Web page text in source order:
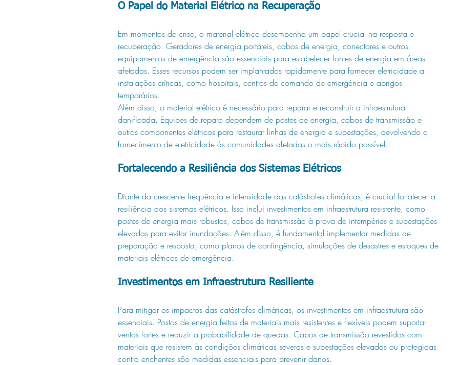
O Papel do Material Elétrico na Recuperação
Em momentos de crise, o material elétrico desempenha um papel crucial na resposta e
recuperação. Geradores de energia portáteis, cabos de energia, conectores e outros
equipamentos de emergência são essenciais para estabelecer fontes de energia em áreas
afetadas. Esses recursos podem ser implantados rapidamente para fornecer eletricidade a
instalações críticas, como hospitais, centros de comando de emergência e abrigos
temporários.
Além disso, o material elétrico é necessário para reparar e reconstruir a infraestrutura
danificada. Equipes de reparo dependem de postes de energia, cabos de transmissão e
outros componentes elétricos para restaurar linhas de energia e subestações, devolvendo o
fornecimento de eletricidade às comunidades afetadas o mais rápido possível.
Fortalecendo a Resiliência dos Sistemas Elétricos
Diante da crescente frequência e intensidade das catástrofes climáticas, é crucial fortalecer a
resiliência dos sistemas elétricos. Isso inclui investimentos em infraestrutura resistente, como
postes de energia mais robustos, cabos de transmissão à prova de intempéries e subestações
elevadas para evitar inundações. Além disso, é fundamental implementar medidas de
preparação e resposta, como planos de contingência, simulações de desastres e estoques de
materiais elétricos de emergência.
Investimentos em Infraestrutura Resiliente
Para mitigar os impactos das catástrofes climáticas, os investimentos em infraestrutura são
essenciais. Postos de energia feitos de materiais mais resistentes e flexíveis podem suportar
ventos fortes e reduzir a probabilidade de quedas. Cabos de transmissão revestidos com
materiais que resistem às condições climáticas severas e subestações elevadas ou protegidas
contra enchentes são medidas essenciais para prevenir danos.